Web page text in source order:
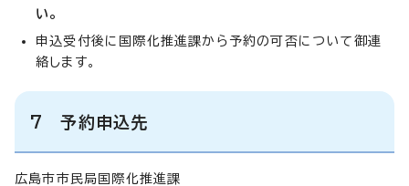
い。
申込受付後に国際化推進課から予約の可否について御連
絡します。
7 予約申込先
広島市市民局国際化推進課